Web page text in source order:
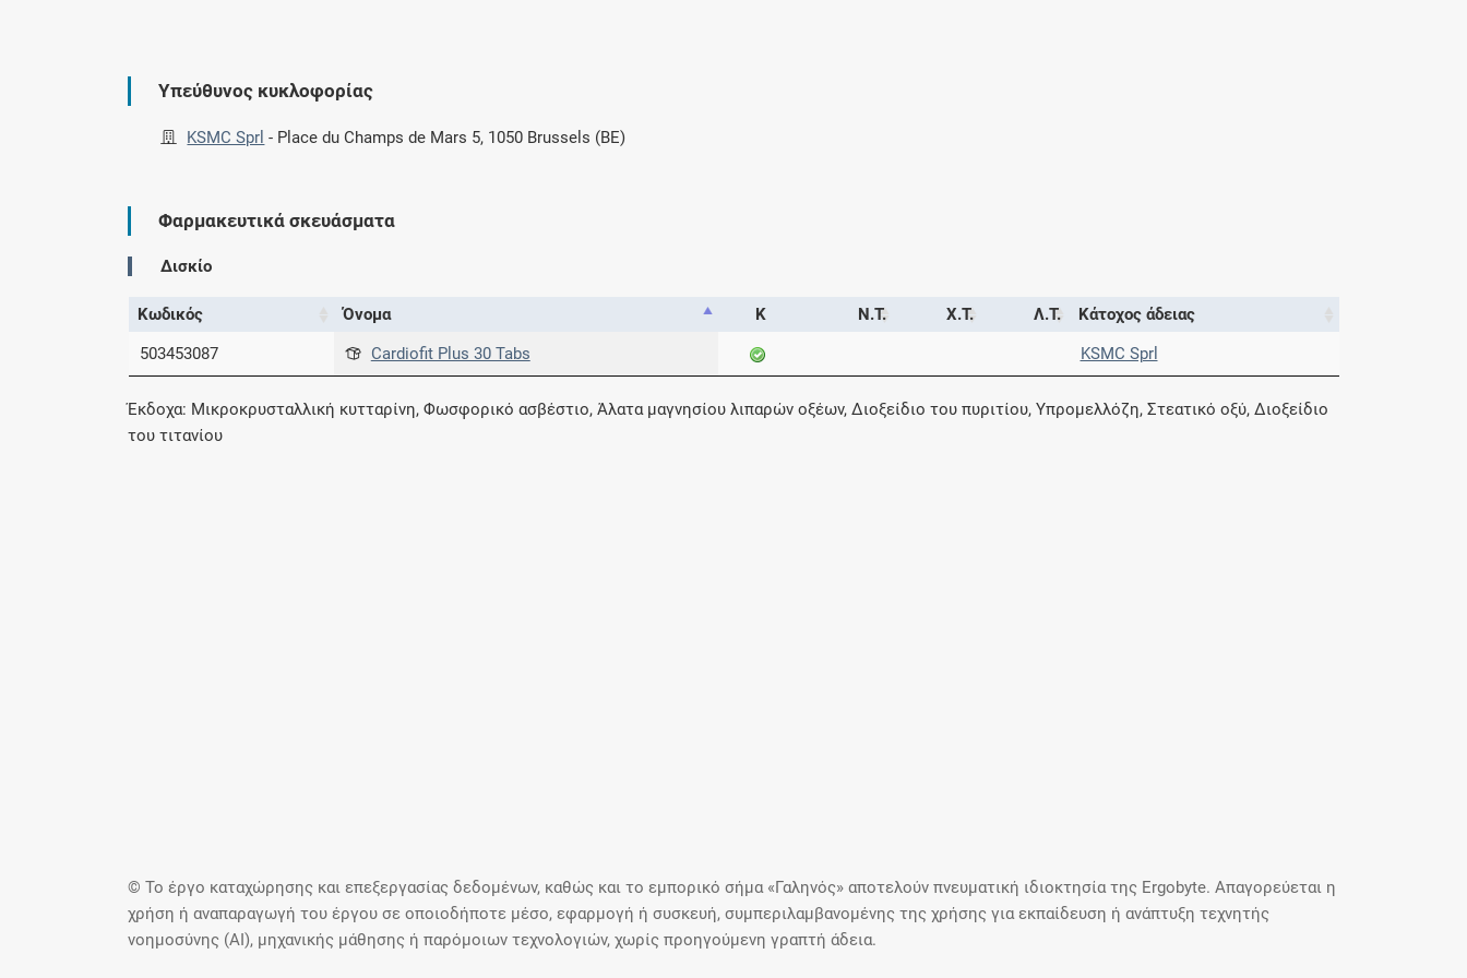
Υπεύθυνος κυκλοφορίας
KSMC Sprl - Place du Champs de Mars 5, 1050 Brussels (BE)
Φαρμακευτικά σκευάσματα
Δισκίο
Κωδικός Όνομα Κ Ν.Τ. Χ.Τ. Λ.Τ.
Κάτοχος άδειας
503453087
Cardiofit Plus 30 Tabs KSMC Sprl
Έκδοχα: Μικροκρυσταλλική κυτταρίνη, Φωσφορικό ασβέστιο, Άλατα μαγνησίου λιπαρών οξέων, Διοξείδιο του πυριτίου, Υπρομελλόζη, Στεατικό οξύ, Διοξείδιο
του τιτανίου
© Το έργο καταχώρησης και επεξεργασίας δεδομένων, καθώς και το εμπορικό σήμα «Γαληνός» αποτελούν πνευματική ιδιοκτησία της Ergobyte. Απαγορεύεται η
χρήση ή αναπαραγωγή του έργου σε οποιοδήποτε μέσο, εφαρμογή ή συσκευή, συμπεριλαμβανομένης της χρήσης για εκπαίδευση ή ανάπτυξη τεχνητής
νοημοσύνης (AI), μηχανικής μάθησης ή παρόμοιων τεχνολογιών, χωρίς προηγούμενη γραπτή άδεια.